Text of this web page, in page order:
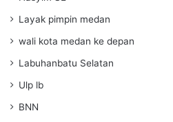
Layak pimpin medan
wali kota medan ke depan
Labuhanbatu Selatan
Ulp lb
BNN